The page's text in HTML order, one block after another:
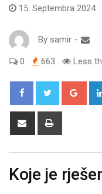
15. Septembra 2024.
By samir -
0 663 Less
Share
Koje je